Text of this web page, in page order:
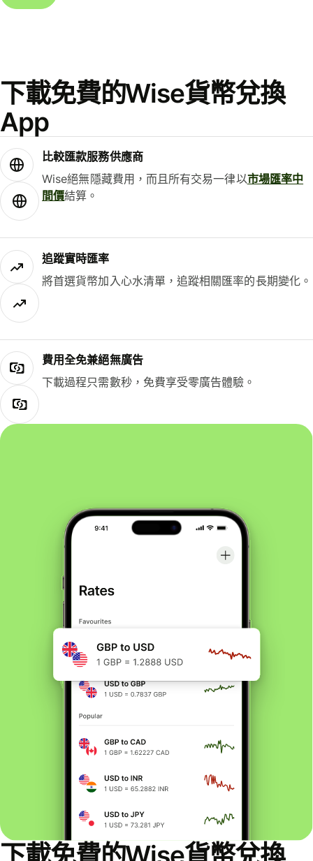
下載免費的Wise貨幣兌換
App
比較匯款服務供應商
Wise絕無隱藏費用，而且所有交易一律以市場匯率中
間價結算。
追蹤實時匯率
將首選貨幣加入心水清單，追蹤相關匯率的長期變化。
費用全免兼絕無廣告
下載過程只需數秒，免費享受零廣告體驗。